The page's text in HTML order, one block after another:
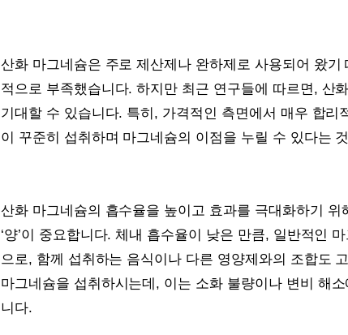
산화 마그네슘은 주로 제산제나 완하제로 사용되어 왔
적으로 부족했습니다. 하지만 최근 연구들에 따르면, 산
기대할 수 있습니다. 특히, 가격적인 측면에서 매우 합
이 꾸준히 섭취하며 마그네슘의 이점을 누릴 수 있다는
산화 마그네슘의 흡수율을 높이고 효과를 극대화하기
‘양’이 중요합니다. 체내 흡수율이 낮은 만큼, 일반적인
으로, 함께 섭취하는 음식이나 다른 영양제와의 조합도
마그네슘을 섭취하시는데, 이는 소화 불량이나 변비 해
니다.